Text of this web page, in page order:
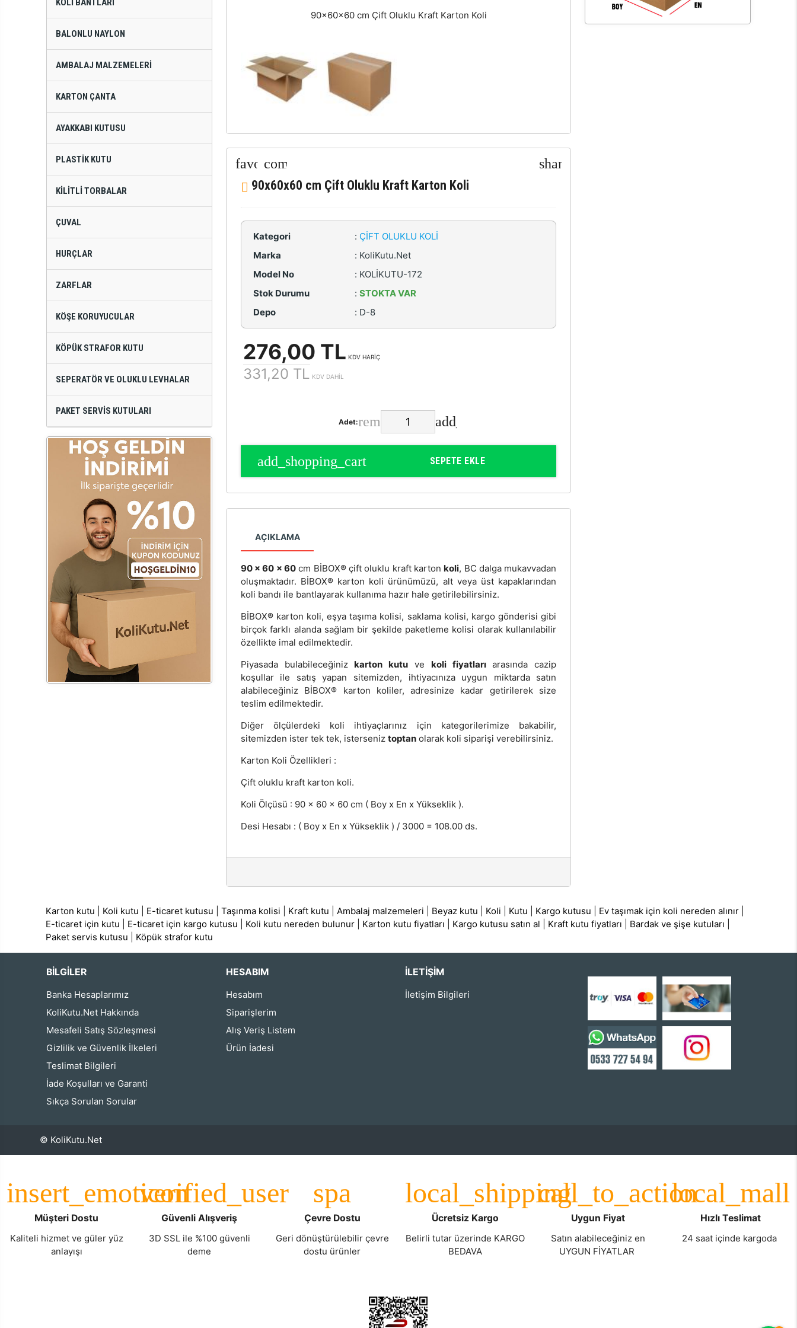
KOLI BANTLARI
BALONLU NAYLON
AMBALAJ MALZEMELERI
KARTON ÇANTA
AYAKKABI KUTUSU
PLASTIK KUTU
KILITLI TORBALAR
ÇUVAL
HURÇLAR
ZARFLAR
KÖŞE KORUYUCULAR
KÖPÜK STRAFOR KUTU
SEPERATÖR VE OLUKLU LEVHALAR
PAKET SERVIS KUTULARI
90x60x60 cm Çift Oluklu Kraft Karton Koli
90x60x60 cm Çift Oluklu Kraft Karton Koli
Kategori : ÇIFT OLUKLU KOLI
Marka
: KoliKutu.Net
Model No
: KOLİKUTU-172
Stok Durumu
: STOKTA VAR
Depo
: D-8
276,00 TL KDV HARİÇ
331,20 TL KDV DAHİL
Adet:
SEPETE EKLE
AÇIKLAMA
90 x 60 x 60 cm BİBOX® çift oluklu kraft kartonkoli, BC dalga mukavvadan
oluşmaktadır. BİBOX® karton koli ürünümüzü, alt veya üst kapaklarından
koli bandı ile bantlayarak kullanıma hazır hale getirilebilirsiniz.
BİBOX® karton koli, eşya taşıma kolisi, saklama kolisi, kargo gönderisi gibi
birçok farklı alanda sağlam bir şekilde paketleme kolisi olarak kullanılabilir
özellikte imal edilmektedir.
Piyasada bulabileceğinizkarton kutu ve koli fiyatlarıarasında cazip
koşullar ile satış yapan sitemizden, ihtiyacınıza uygun miktarda satın
alabileceğiniz BİBOX® karton koliler, adresinize kadar getirilerek size
teslim edilmektedir.
Diğer ölçülerdeki koli ihtiyaçlarınız için kategorilerimize bakabilir,
sitemizden ister tek tek, isterseniz toptanolarak koli siparişi verebilirsiniz.
Karton Koli Özellikleri :
Çift oluklu kraft karton koli.
Koli Ölçüsü : 90 x 60 x 60 cm ( Boy x En x Yükseklik ).
Desi Hesabı : ( Boy x En x Yükseklik ) / 3000 = 108.00 ds.
Karton kutu Koli kutu E-ticaret kutusu |Taşınma kolisi Kraft kutu Ambalaj malzemeleri Beyaz kutu Koli Kutu Kargo kutusu Ev taşımak için koli nereden alınır
E-ticaret için kutu
E-ticaret için kargo kutusu Koli kutu nereden bulunur Karton kutu fiyatları Kargo kutusu satın al Kraft kutu fiyatları Bardak ve şişe kutuları
Paket servis kutusu
Köpük strafor kutu
BİLGİLER
Banka Hesaplarımız
KoliKutu.Net Hakkında
Mesafeli Satış Sözleşmesi
Gizlilik ve Güvenlik İlkeleri
Teslimat Bilgileri
İade Koşulları ve Garanti
Sıkça Sorulan Sorular
HESABIM
Hesabım
Siparişlerim
Alış Veriş Listem
Ürün İadesi
İLETIŞIM
İletişim Bilgileri
© KoliKutu.Net
Müşteri Dostu
Kaliteli hizmet ve güler yüz
anlayışı
Güvenli Alışveriş
3D SSL ile %100 güvenli
deme
Çevre Dostu
Geri dönüştürülebilir çevre
dostu ürünler
Ücretsiz Kargo
Belirli tutar üzerinde KARGO
BEDAVA
Uygun Fiyat
Satın alabileceğiniz en
UYGUN FİYATLAR
Hızlı Teslimat
24 saat içinde kargoda